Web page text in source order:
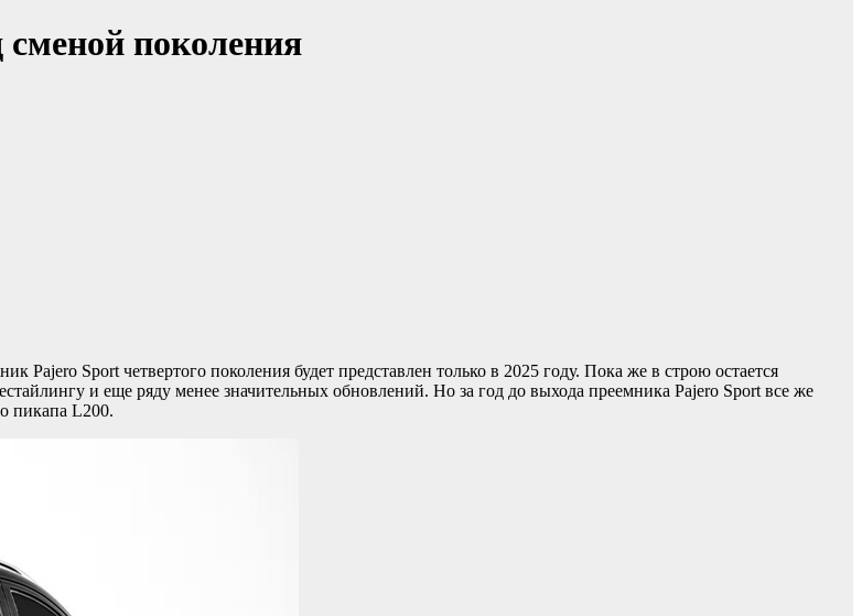
поколения
Sport четвертого поколения будет представлен только в 2025 году. Пока же в строю остается
и еще ряду менее значительных обновлений. Но за год до выхода преемника Pajero Sport все же
пикапа L200.